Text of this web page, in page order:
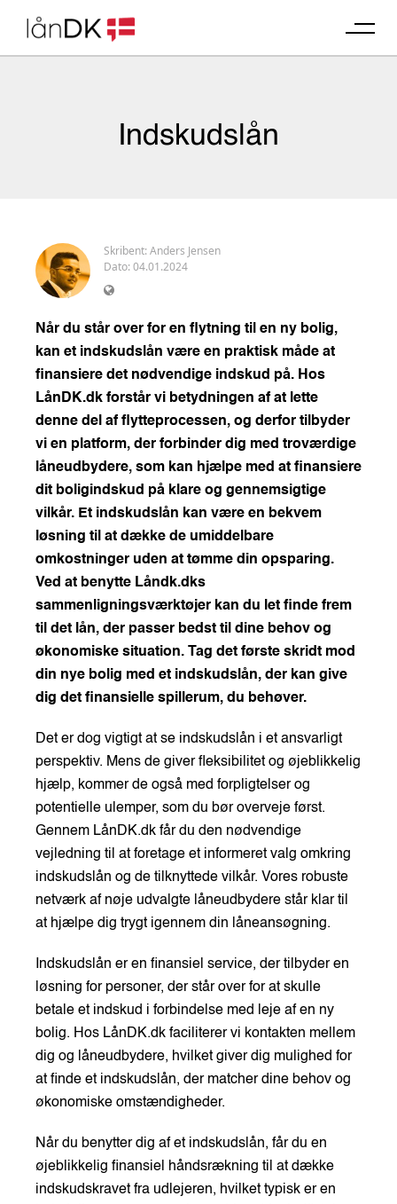
content
Indskudslån
Skribent: Anders Jensen
Dato: 04.01.2024
Når du står over for en flytning til en ny bolig,
kan et indskudslån være en praktisk måde at
finansiere det nødvendige indskud på. Hos
LånDK.dk forstår vi betydningen af at lette
denne del af flytteprocessen, og derfor tilbyder
vi en platform, der forbinder dig med troværdige
låneudbydere, som kan hjælpe med at finansiere
dit boligindskud på klare og gennemsigtige
vilkår. Et indskudslån kan være en bekvem
løsning til at dække de umiddelbare
omkostninger uden at tømme din opsparing.
Ved at benytte Låndk.dks
sammenligningsværktøjer kan du let finde frem
til det lån, der passer bedst til dine behov og
økonomiske situation. Tag det første skridt mod
din nye bolig med et indskudslån, der kan give
dig det finansielle spillerum, du behøver.
Det er dog vigtigt at se indskudslån i et ansvarligt
perspektiv. Mens de giver fleksibilitet og øjeblikkelig
hjælp, kommer de også med forpligtelser og
potentielle ulemper, som du bør overveje først.
Gennem LånDK.dk får du den nødvendige
vejledning til at foretage et informeret valg omkring
indskudslån og de tilknyttede vilkår. Vores robuste
netværk af nøje udvalgte låneudbydere står klar til
at hjælpe dig trygt igennem din låneansøgning.
Indskudslån er en finansiel service, der tilbyder en
løsning for personer, der står over for at skulle
betale et indskud i forbindelse med leje af en ny
bolig. Hos LånDK.dk faciliterer vi kontakten mellem
dig og låneudbydere, hvilket giver dig mulighed for
at finde et indskudslån, der matcher dine behov og
økonomiske omstændigheder.
Når du benytter dig af et indskudslån, får du en
øjeblikkelig finansiel håndsrækning til at dække
indskudskravet fra udlejeren, hvilket typisk er en